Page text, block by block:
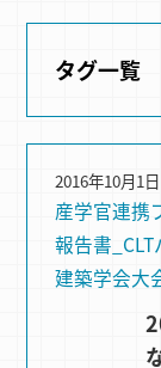
タグ一覧
産学官連携
報告書
建築学会大
2016年10月1日